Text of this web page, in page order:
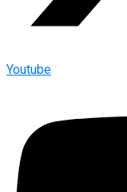
Youtube